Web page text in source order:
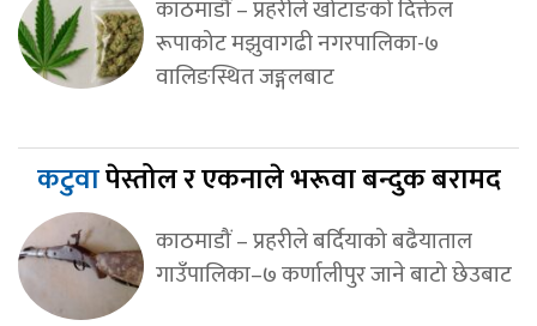
काठमाडौं – प्रहरीले खोटाङको दिक्तेल
रूपाकोट मझुवागढी नगरपालिका-७
वालिङस्थित जङ्गलबाट
कटुवापेस्तोल र एकनाले भरूवा बन्दुक बरामद
काठमाडौं – प्रहरीले बर्दियाको बढैयाताल
गाउँपालिका–७ कर्णालीपुर जाने बाटो छेउबाट